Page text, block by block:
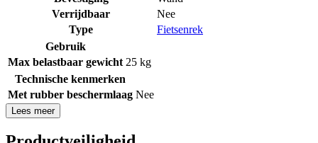
Verrijdbaar
Nee
Type
Fietsenrek
Gebruik
Max belastbaar gewicht 25 kg
Technische kenmerken
Met rubber beschermlaag Nee
Lees meer